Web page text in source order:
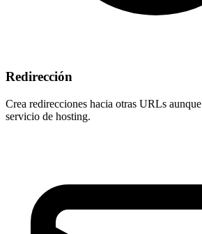
Redirección
Crea redirecciones hacia otras URLs aunque
servicio de hosting.